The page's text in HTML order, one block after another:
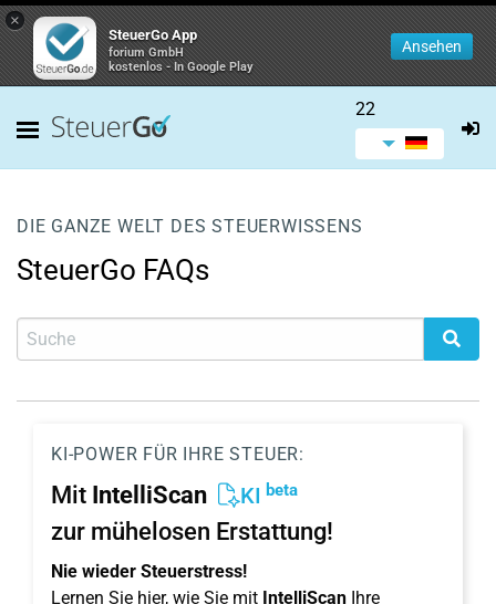
×
SteuerGo App
forium GmbH
kostenlos - In Google Play
Ansehen
22
DIE GANZE WELT DES STEUERWISSENS
SteuerGo FAQs
KI-POWER FÜR IHRE STEUER:
Mit IntelliScan KI beta
zur mühelosen Erstattung!
Nie wieder Steuerstress!
Lernen Sie hier, wie Sie mit IntelliScan Ihre